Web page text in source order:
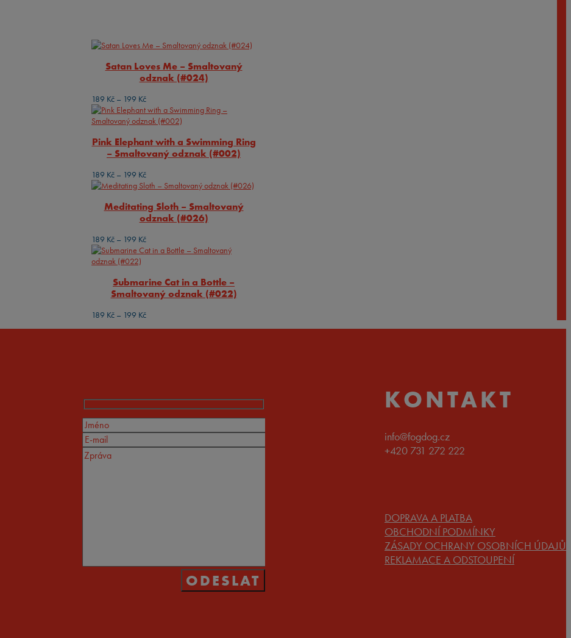
Satan Loves Me – Smaltovaný
odznak (#024)
189 Kč – 199 KčRozpětí
cen:
189 Kč
199 Kč
Pink Elephant with a Swimming Ring
– Smaltovaný odznak (#002)
189 Kč – 199 KčRozpětí
cen:
až
199 Kč
Meditating Sloth – Smaltovaný
odznak (#026)
189 Kč – 199 KčRozpětí
cen:
199 Kč
Submarine Cat in a Bottle –
Smaltovaný odznak (#022)
189 Kč – 199 KčRozpětí
KONTAKT
info@fogdog.cz
+420 731 272 222
DOPRAVA A PLATBA
OBCHODNÍ PODMÍNKY
ZÁSADY OCHRANY OSOBNÍCH ÚDAJŮ
REKLAMACE A ODSTOUPENÍ